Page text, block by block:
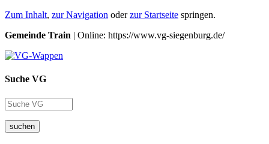
Zum Inhalt, zur Navigation oderzur Startseite springen.
Gemeinde Train | Online: https://www.vg-siegenburg.de/
Suche VG
suchen